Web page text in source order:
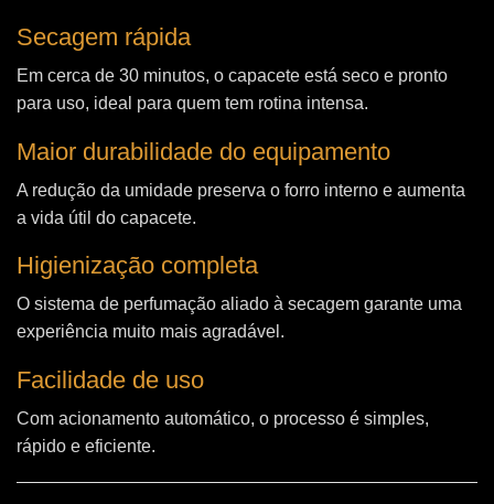
Secagem rápida
Em cerca de 30 minutos, o capacete está seco e pronto
para uso, ideal para quem tem rotina intensa.
Maior durabilidade do equipamento
A redução da umidade preserva o forro interno e aumenta
a vida útil do capacete.
Higienização completa
O sistema de perfumação aliado à secagem garante uma
experiência muito mais agradável.
Facilidade de uso
Com acionamento automático, o processo é simples,
rápido e eficiente.